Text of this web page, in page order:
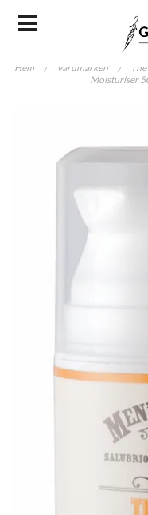
Hem / Varumärken /
Moisturiser